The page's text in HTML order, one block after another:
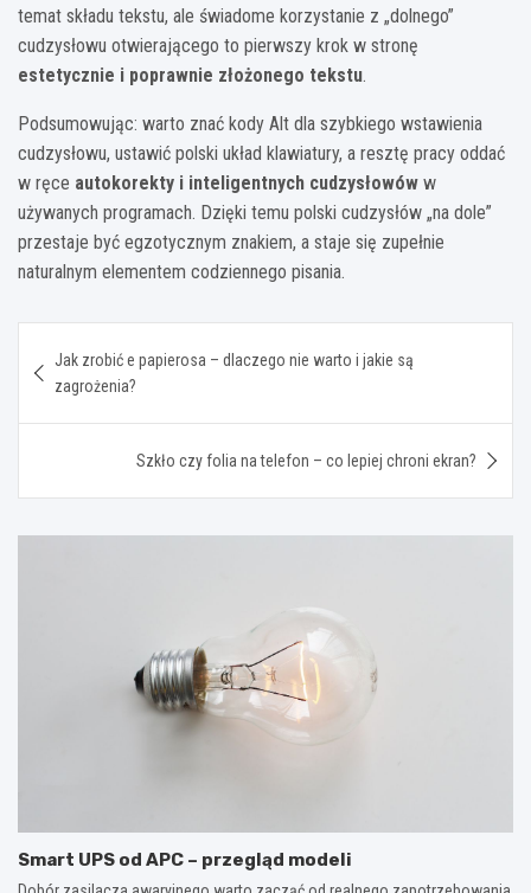
temat składu tekstu, ale świadome korzystanie z „dolnego”
cudzysłowu otwierającego to pierwszy krok w stronę
estetycznie i poprawnie złożonego tekstu.
Podsumowując: warto znać kody Alt dla szybkiego wstawienia
cudzysłowu, ustawić polski układ klawiatury, a resztę pracy oddać
w ręce autokorekty i inteligentnych cudzysłowów w
używanych programach. Dzięki temu polski cudzysłów „na dole”
przestaje być egzotycznym znakiem, a staje się zupełnie
naturalnym elementem codziennego pisania.
wpisu
Jak zrobić e papierosa – dlaczego nie warto i jakie są
zagrożenia?
Szkło czy folia na telefon – co lepiej chroni ekran?
Smart UPS od APC – przegląd modeli